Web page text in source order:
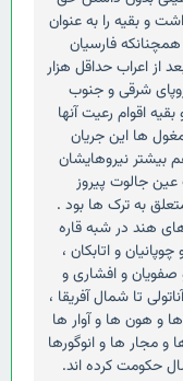
و بقیه را به عنوان
فارسیان
از اعراب حداقل هزار
شرقی و جنوب
اقوام رعیت آنها
ها این جریان
نیروهایشان
عین جالوت پیروز
به ترک ها بود .
هند در شبه قاره
و اتابکان ،
صفویان و افشاری و
تا شمال آفریقا ،
و هون ها و آوار ها
مجار ها و انوگورها
حکومت کرده اند.